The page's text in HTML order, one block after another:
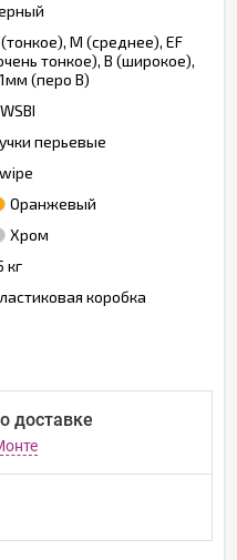
(тонкое), M (среднее), EF
тонкое), B (широкое),
(перо B)
перьевые
Оранжевый
Хром
кг
коробка
доставке